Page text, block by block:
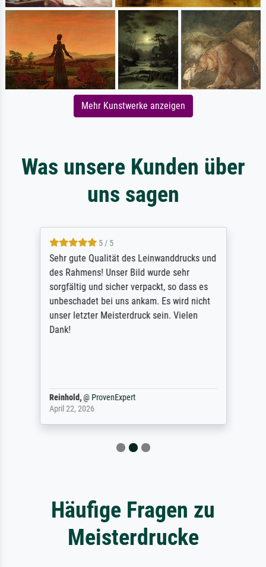
Mehr Kunstwerke anzeigen
Was unsere Kunden über
uns sagen
5 / 5
Sehr gute Qualität des Leinwanddrucks und
des Rahmens! Unser Bild wurde sehr
sorgfältig und sicher verpackt, so dass es
unbeschadet bei uns ankam. Es wird nicht
unser letzter Meisterdruck sein. Vielen
Dank!
Reinhold,@ ProvenExpert
April 22, 2026
Häufige Fragen zu
Meisterdrucke